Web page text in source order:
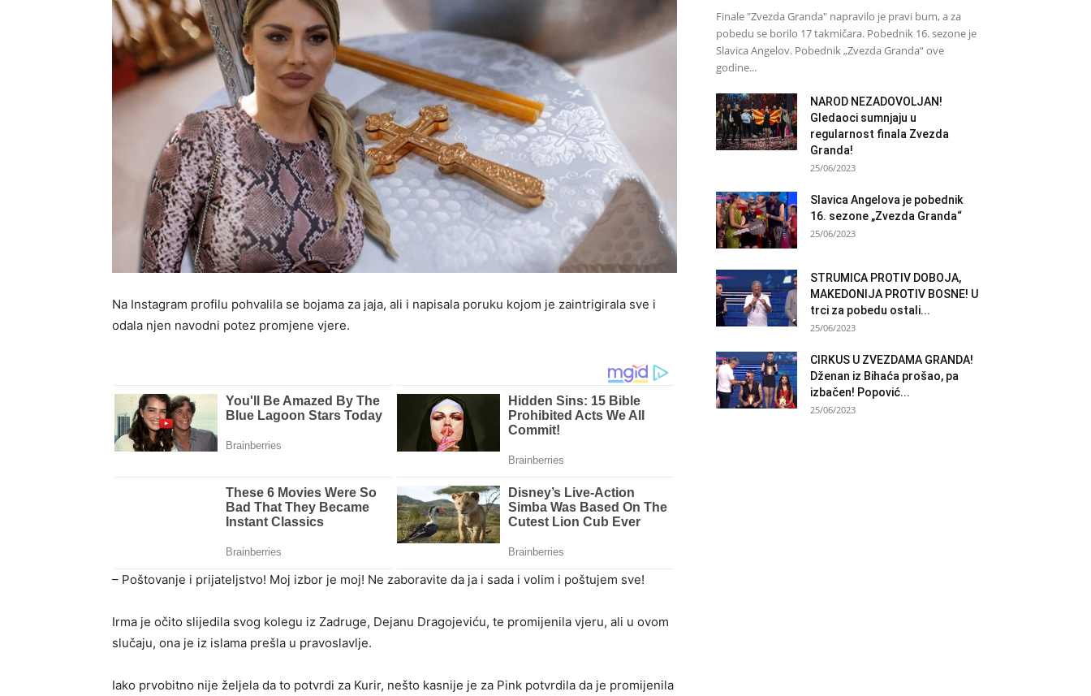
Na Instagram profilu pohvalila se bojama za jaja, ali i napisala poruku kojom je zaintrigirala sve i
odala njen navodni potez promjene vjere.
– Poštovanje i prijateljstvo! Moj izbor je moj! Ne zaboravite da ja i sada i volim i poštujem sve!
Irma je očito slijedila svog kolegu iz Zadruge, Dejanu Dragojeviću, te promijenila vjeru, ali u ovom
slučaju, ona je iz islama prešla u pravoslavlje.
Iako prvobitno nije željela da to potvrdi za Kurir, nešto kasnije je za Pink potvrdila da je promijenila
Finale "Zvezda Granda" napravilo je pravi bum, a za
pobedu se borilo 17 takmičara. Pobednik 16. sezone je
Slavica Angelov. Pobednik „Zvezda Granda“ ove
godine...
NAROD NEZADOVOLJAN!
Gledaoci sumnjaju u
regularnost finala Zvezda
Granda!
25/06/2023
Slavica Angelova je pobednik
16. sezone „Zvezda Granda“
25/06/2023
STRUMICA PROTIV DOBOJA,
MAKEDONIJA PROTIV BOSNE! U
trci za pobedu ostali...
25/06/2023
CIRKUS U ZVEZDAMA GRANDA!
Dženan iz Bihaća prošao, pa
izbačen! Popović...
25/06/2023